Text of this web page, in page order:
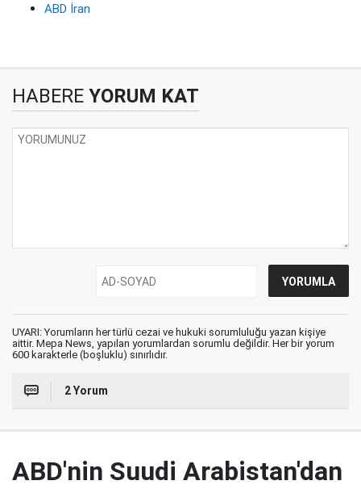
ABD İran
HABERE YORUM KAT
UYARI: Yorumların her türlü cezai ve hukuki sorumluluğu yazan kişiye
aittir. Mepa News, yapılan yorumlardan sorumlu değildir. Her bir yorum
600 karakterle (boşluklu) sınırlıdır.
2 Yorum
ABD'nin Suudi Arabistan'dan